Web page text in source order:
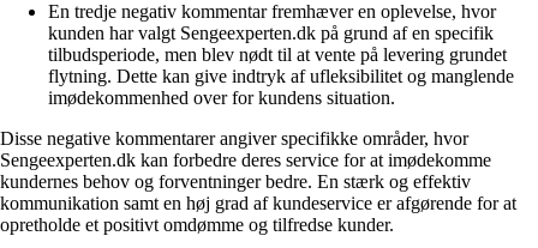
En tredje negativ kommentar fremhæver en oplevelse, hvor
kunden har valgt Sengeexperten.dk på grund af en specifik
tilbudsperiode, men blev nødt til at vente på levering grundet
flytning. Dette kan give indtryk af ufleksibilitet og manglende
imødekommenhed over for kundens situation.
Disse negative kommentarer angiver specifikke områder, hvor
Sengeexperten.dk kan forbedre deres service for at imødekomme
kundernes behov og forventninger bedre. En stærk og effektiv
kommunikation samt en høj grad af kundeservice er afgørende for at
opretholde et positivt omdømme og tilfredse kunder.